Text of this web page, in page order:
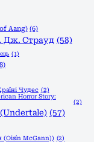
Aang) (6)
Дж. Страуд (58)
(1)
Чудес (2)
Horror Story:
(2)
(57)
(Oisín McGann)) (2)